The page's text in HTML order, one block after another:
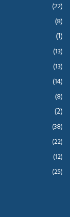
(22)
(8)
(1)
(13)
(13)
(14)
(8)
(2)
(38)
(22)
(12)
(25)